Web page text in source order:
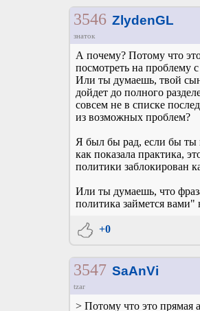
3546 ZlydenGL
знаток
А почему? Потому что
посмотреть на проблему
Или ты думаешь, твой сын
дойдет до полного
совсем не в списке
из возможных проблем?
Я был бы рад, если бы ты
как показала практика,
политики заблокирован
Или ты думаешь, что
политика займется вами"
+0
3547 SaAnVi
tzar
> Потому что это прямая